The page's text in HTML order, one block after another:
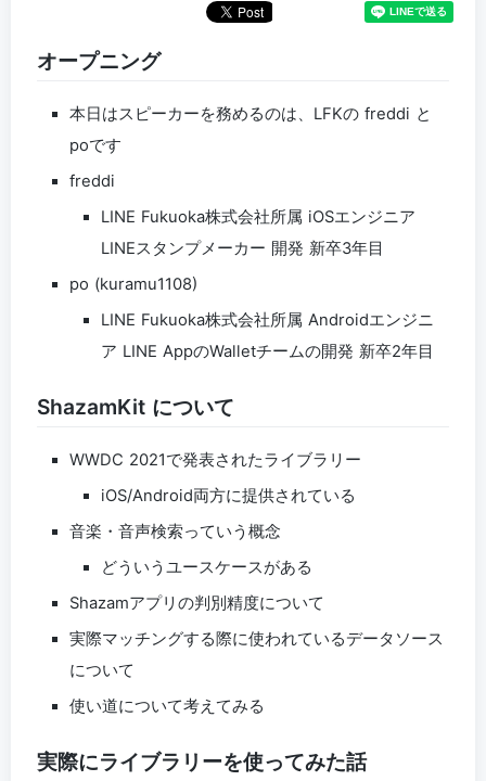
オープニング
本日はスピーカーを務めるのは、LFKの freddi と
poです
freddi
LINE Fukuoka株式会社所属 iOSエンジニア
LINEスタンプメーカー 開発 新卒3年目
po (kuramu1108)
LINE Fukuoka株式会社所属 Androidエンジニ
ア LINE AppのWalletチームの開発 新卒2年目
ShazamKit について
WWDC 2021で発表されたライブラリー
iOS/Android両方に提供されている
音楽・音声検索っていう概念
どういうユースケースがある
Shazamアプリの判別精度について
実際マッチングする際に使われているデータソース
について
使い道について考えてみる
実際にライブラリーを使ってみた話